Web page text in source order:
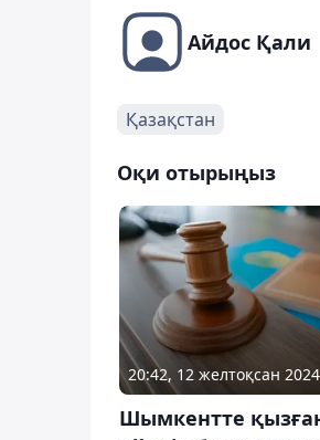
Айдос Қали
Қазақстан
Оқи отырыңыз
20:42, 12 желтоқсан 2024
Шымкентте